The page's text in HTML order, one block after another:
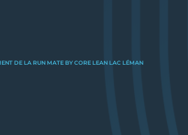
DE LA RUN MATE BY CORE LEAN LAC LÉMAN